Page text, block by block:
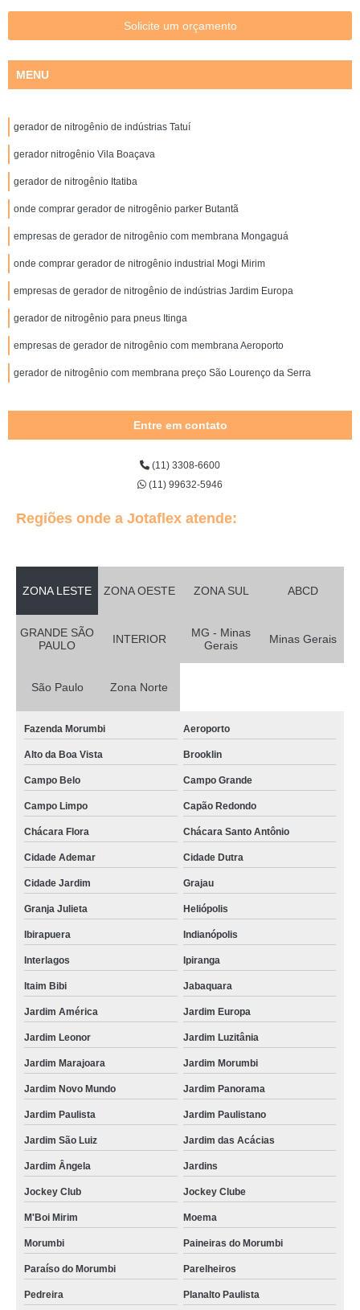
Solicite um orçamento
MENU
gerador de nitrogênio de indústrias Tatuí
gerador nitrogênio Vila Boaçava
gerador de nitrogênio Itatiba
onde comprar gerador de nitrogênio parker Butantã
empresas de gerador de nitrogênio com membrana Mongaguá
onde comprar gerador de nitrogênio industrial Mogi Mirim
empresas de gerador de nitrogênio de indústrias Jardim Europa
gerador de nitrogênio para pneus Itinga
empresas de gerador de nitrogênio com membrana Aeroporto
gerador de nitrogênio com membrana preço São Lourenço da Serra
Entre em contato
(11) 3308-6600
(11) 99632-5946
Regiões onde a Jotaflex atende:
ZONA LESTE ZONA OESTE ZONA SUL ABCD
GRANDE SÃO
PAULO
INTERIOR
MG - Minas
Gerais
Minas Gerais
São Paulo Zona Norte
Fazenda Morumbi Aeroporto
Alto da Boa Vista Brooklin
Campo Belo Campo Grande
Campo Limpo Capão Redondo
Chácara Flora Chácara Santo Antônio
Cidade Ademar Cidade Dutra
Cidade Jardim Grajau
Granja Julieta Heliópolis
Ibirapuera Indianópolis
Interlagos Ipiranga
Itaim Bibi Jabaquara
Jardim América Jardim Europa
Jardim Leonor Jardim Luzitânia
Jardim Marajoara Jardim Morumbi
Jardim Novo Mundo Jardim Panorama
Jardim Paulista Jardim Paulistano
Jardim São Luiz Jardim das Acácias
Jardim Ângela Jardins
Jockey Club Jockey Clube
M'Boi Mirim Moema
Morumbi Paineiras do Morumbi
Paraíso do Morumbi Parelheiros
Pedreira Planalto Paulista